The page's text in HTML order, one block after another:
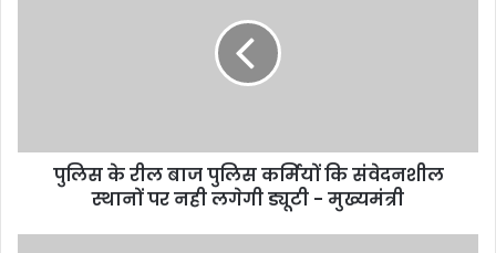
पुलिस के रील बाज पुलिस कर्मियों कि संवेदनशील
स्थानों पर नही लगेगी ड्यूटी - मुख्यमंत्री